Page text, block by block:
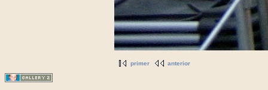
primer anterior